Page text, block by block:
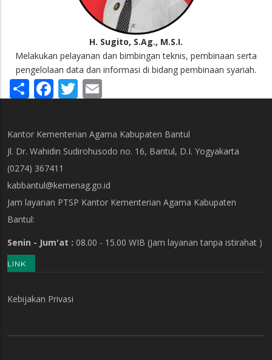
H. Sugito, S.Ag., M.S.I.
Melakukan pelayanan dan bimbingan teknis, pembinaan serta
pengelolaan data dan informasi di bidang pembinaan syariah.
ShareFacebook
Twitter
Kantor Kementerian Agama Kabupaten Bantul
Jl. Dr. Wahidin Sudirohusodo no. 16, Bantul, D.I. Yogyakarta
(0274) 367411
kabbantul@kemenag.go.id
Jam layanan PTSP Kantor Kementerian Agama Kabupaten
Bantul:
Senin - Jum'at : 08.00 - 15.00 WIB (Jam layanan tanpa istirahat )
LINK
Kebijakan Privasi